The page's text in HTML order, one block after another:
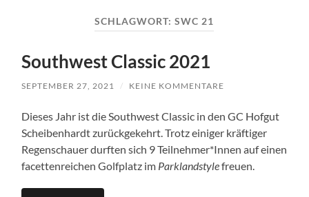
SCHLAGWORT:SWC 21
Southwest Classic 2021
SEPTEMBER 27, 2021 / KEINE KOMMENTARE
Dieses Jahr ist die Southwest Classic in den GC Hofgut
Scheibenhardt zurückgekehrt. Trotz einiger kräftiger
Regenschauer durften sich 9 Teilnehmer*Innen auf einen
facettenreichen Golfplatz im Parklandstylefreuen.